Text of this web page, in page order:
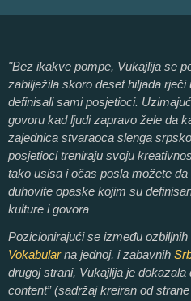
"Bez ikakve pompe, Vukajlija se
zabilježila skoro deset hiljada
definisali sami posjetioci.
govoru kad ljudi zapravo žele da
zajednica stvaraoca slenga
posjetioci treniraju svoju
tako usisa i očas posla možete
duhovite opaske kojim su
kulture i govora
Pozicionirajući se između
Vokabularna jednoj, i zabavnih
drugoj strani, Vukajlija je
content” (sadržaj kreiran od